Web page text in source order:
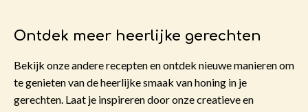
Ontdek meer heerlijke gerechten
Bekijk onze andere recepten en ontdek nieuwe manieren om
te genieten van de heerlijke smaak van honing in je
gerechten. Laat je inspireren door onze creatieve en